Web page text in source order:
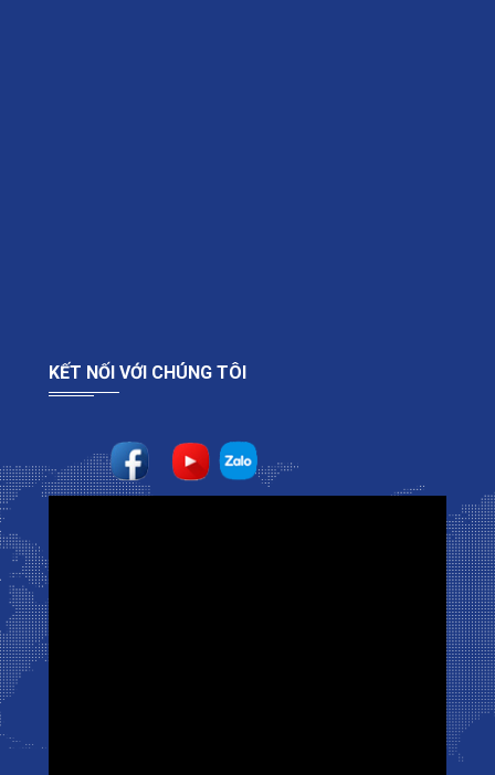
KẾT NỐI VỚI CHÚNG TÔI